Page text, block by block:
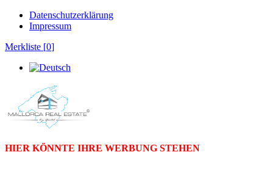
Datenschutzerklärung
Impressum
Merkliste [0]
HIER KÖNNTE IHRE WERBUNG STEHEN